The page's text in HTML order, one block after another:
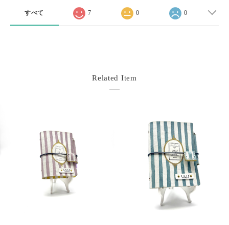
すべて 7 0 0
Related Item